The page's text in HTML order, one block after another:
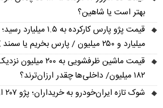
بهتر است یا شاهین؟
میلیارد و ۲۵۰ میلیون / پارس بخریم یا سمند LX؟
۱۸۲ میلیون/ داخلی‌ها چقدر ارزان‌ترند؟
شوک تازه ایران‌خودرو به خریداران؛ پژو ۲۰۷ از مرز ۲ میلیارد تومان عبور کرد